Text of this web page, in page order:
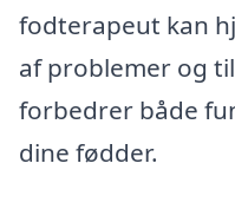
fodterapeut kan
af problemer og
forbedrer både
dine fødder.